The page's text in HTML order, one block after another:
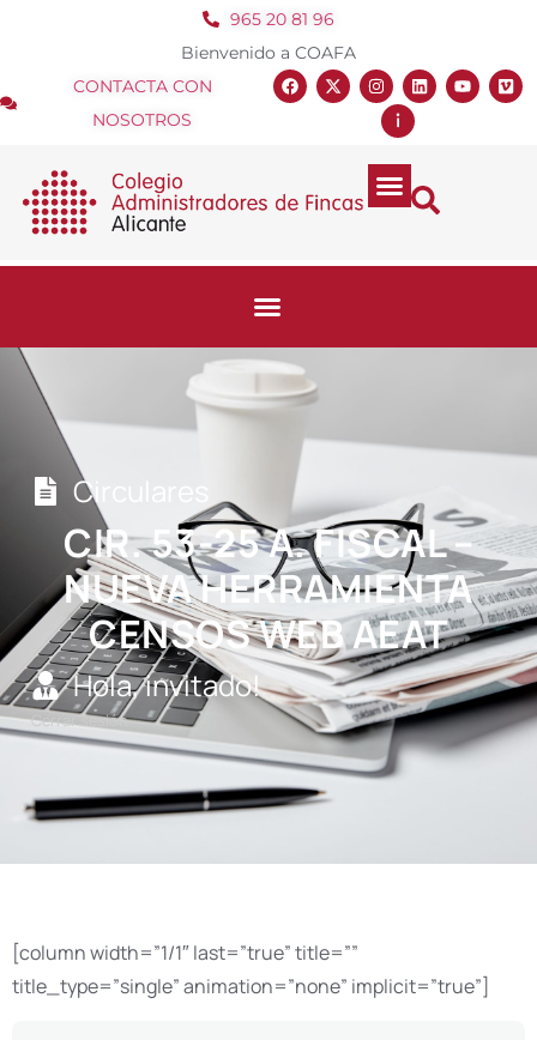
965 20 81 96
Bienvenido a COAFA
CONTACTA CON
NOSOTROS
Circulares
CIR. 53-25 A. FISCAL –
NUEVA HERRAMIENTA
CENSOS WEB AEAT
Hola, invitado!
Cerrar sesión
[column width=”1/1″ last=”true” title=””
title_type=”single” animation=”none” implicit=”true”]